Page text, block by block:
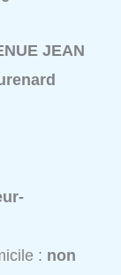
JEAN
: non